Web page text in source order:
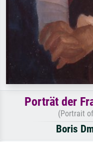
Porträt der
(Portrait
Boris